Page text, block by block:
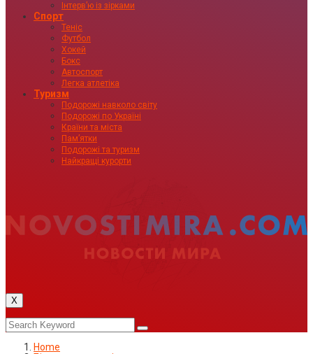
Інтервʼю із зірками
Спорт
Теніс
Футбол
Хокей
Бокс
Автоспорт
Легка атлетіка
Туризм
Подорожі навколо світу
Подорожі по Україні
Країни та міста
Пам’ятки
Подорожі та туризм
Найкращі курорти
X
Home